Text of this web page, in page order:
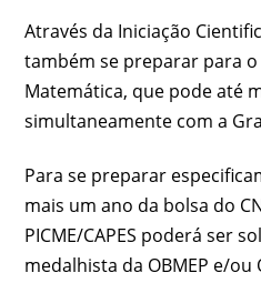
Através da Iniciação
também se preparar para
Matemática, que pode até
simultaneamente com a
Para se preparar
mais um ano da bolsa do
PICME/CAPES poderá ser
medalhista da OBMEP e/ou